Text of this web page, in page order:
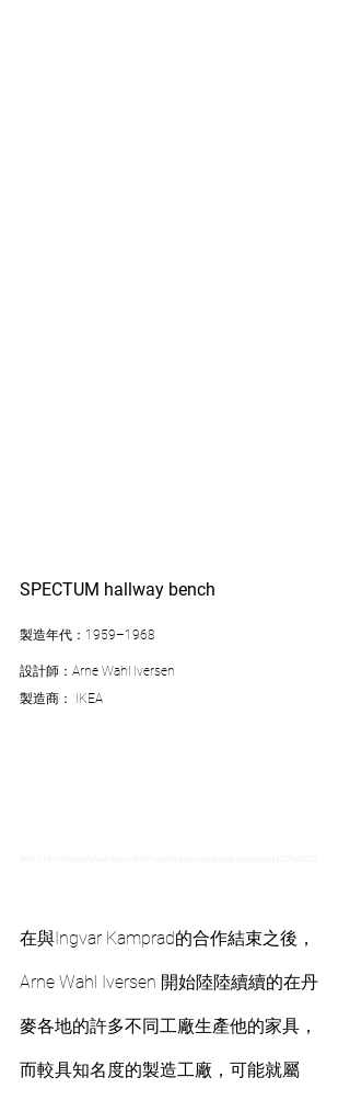
SPECTUM hallway bench
製造年代：1959–1968
設計師：Arne Wahl Iversen
製造商： IKEA
在與Ingvar Kamprad的合作結束之後，
Arne Wahl Iversen 開始陸陸續續的在丹
麥各地的許多不同工廠生產他的家具，
而較具知名度的製造工廠，可能就屬